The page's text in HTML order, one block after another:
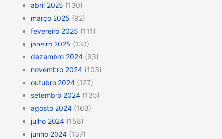
abril 2025 (130)
março 2025 (92)
fevereiro 2025 (111)
janeiro 2025 (131)
dezembro 2024 (93)
novembro 2024 (103)
outubro 2024 (127)
setembro 2024 (135)
agosto 2024 (163)
julho 2024 (158)
junho 2024 (137)